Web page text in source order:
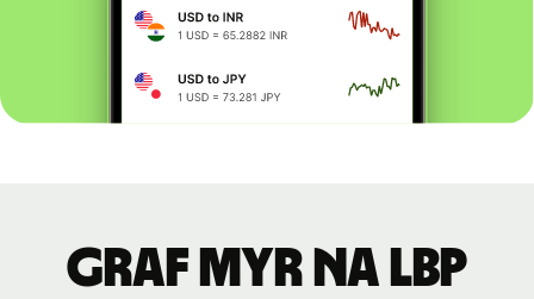
graf MYR na LBP